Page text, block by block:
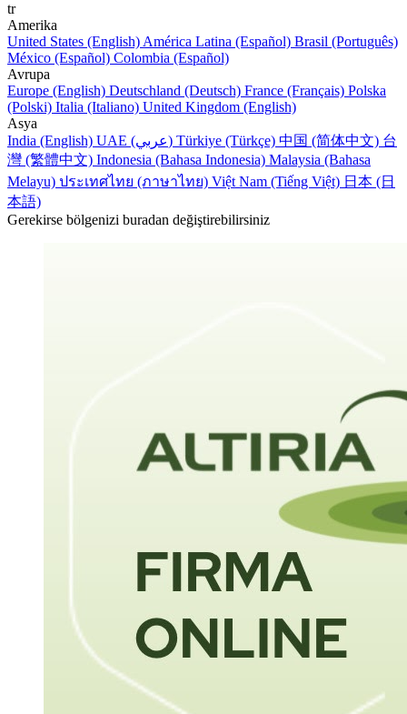
tr
Amerika
United States (English) América Latina (Español) Brasil (Português)
México (Español) Colombia (Español)
Avrupa
Europe (English) Deutschland (Deutsch) France (Français) Polska
(Polski) Italia (Italiano) United Kingdom (English)
Asya
India (English)
UAE (عربي) Türkiye (Türkçe) 中国 (简体中文) 台
灣 (繁體中文) Indonesia (Bahasa Indonesia) Malaysia (Bahasa
Melayu) ประเทศไทย (ภาษาไทย) Việt Nam (Tiếng Việt) 日本 (日
本語)
Gerekirse bölgenizi buradan değiştirebilirsiniz